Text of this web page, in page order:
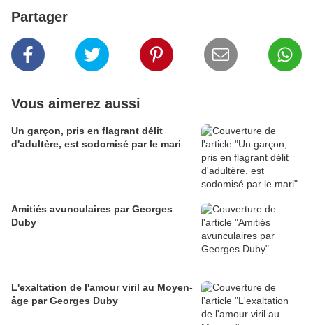
Partager
Vous aimerez aussi
Un garçon, pris en flagrant délit
d'adultère, est sodomisé par le mari
Amitiés avunculaires par Georges
Duby
L'exaltation de l'amour viril au Moyen-
âge par Georges Duby